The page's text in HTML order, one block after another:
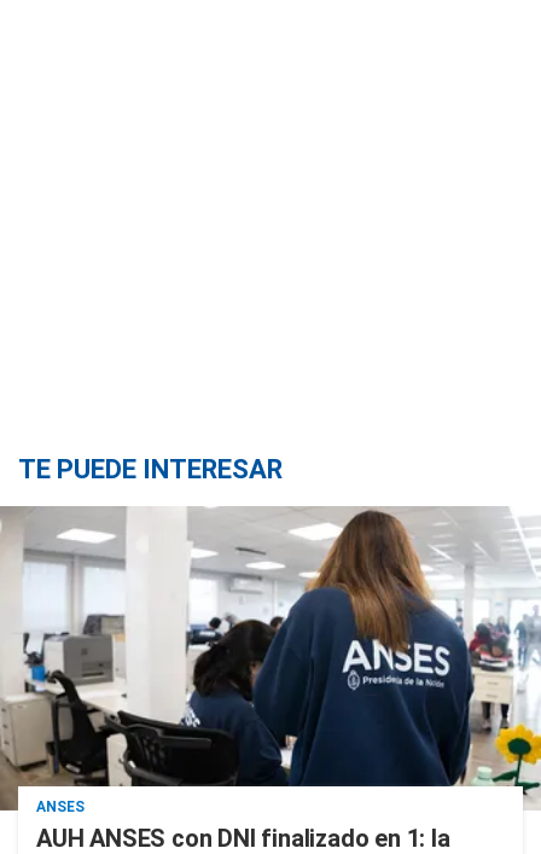
TE PUEDE INTERESAR
ANSES
AUH ANSES con DNI finalizado en 1: la